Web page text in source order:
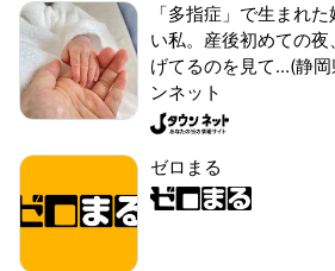
「多指症」で生まれ
い私。産後初めての
げてるのを見て...(静
ンネット
ゼロまる